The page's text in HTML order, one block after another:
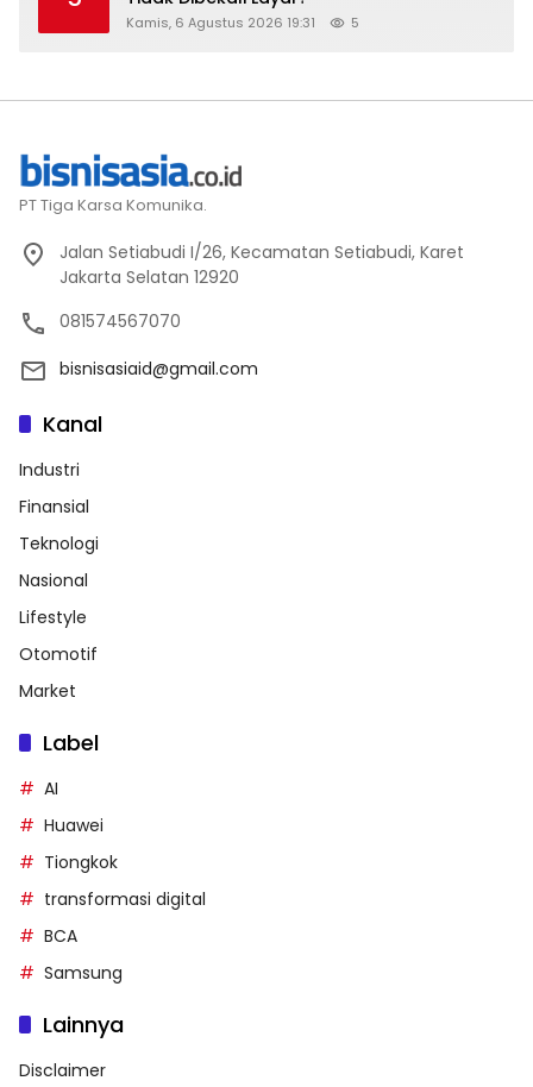
Kamis, 6 Agustus 2026 19:31 5
PT Tiga Karsa Komunika.
Jalan Setiabudi I/26, Kecamatan Setiabudi, Karet
Jakarta Selatan 12920
081574567070
bisnisasiaid@gmail.com
Kanal
Industri
Finansial
Teknologi
Nasional
Lifestyle
Otomotif
Market
Label
AI
Huawei
Tiongkok
transformasi digital
BCA
Samsung
Lainnya
Disclaimer